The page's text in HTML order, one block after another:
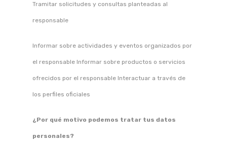
Tramitar solicitudes y consultas planteadas al
responsable
Informar sobre actividades y eventos organizados por
el responsable Informar sobre productos o servicios
ofrecidos por el responsable Interactuar a través de
los perfiles oficiales
¿Por qué motivo podemos tratar tus datos
personales?